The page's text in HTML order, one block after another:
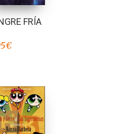
FRÍA
€